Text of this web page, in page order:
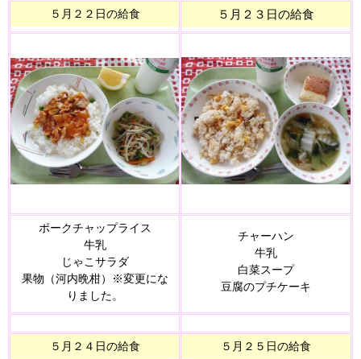
５月２２日の給食 ５月２３ 日の給食
ポークチャップライス
牛乳
じゃこサラダ
果物（河内晩柑）※変更にな
りました。
チャーハン
牛乳
白菜スープ
豆腐のプチケーキ
５月２４日の給食 ５月２５日の給食